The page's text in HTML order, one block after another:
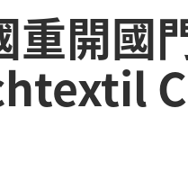
重開國